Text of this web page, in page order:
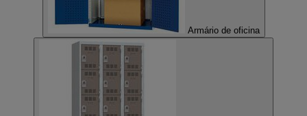
Armário de oficina